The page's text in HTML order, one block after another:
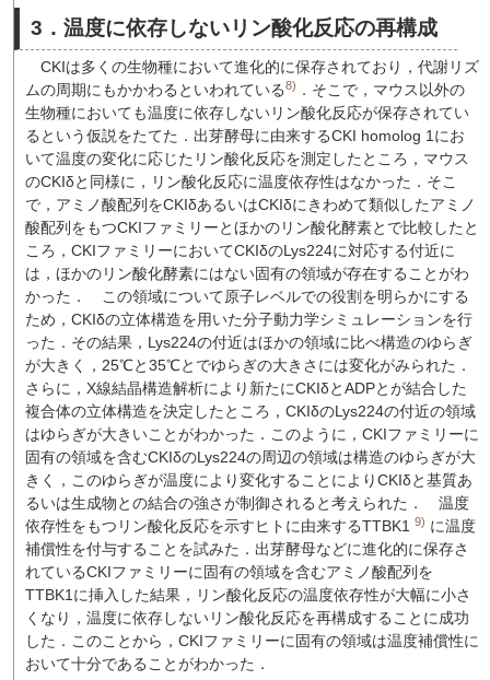
3．温度に依存しないリン酸化反応の再構成
CKIは多くの生物種において進化的に保存されており，代謝リズ
ムの周期にもかかわるといわれている8) ．そこで，マウス以外の
生物種においても温度に依存しないリン酸化反応が保存されてい
るという仮説をたてた．出芽酵母に由来するCKI homolog 1にお
いて温度の変化に応じたリン酸化反応を測定したところ，マウス
のCKIδと同様に，リン酸化反応に温度依存性はなかった．そこ
で，アミノ酸配列をCKIδあるいはCKIδにきわめて類似したアミノ
酸配列をもつCKIファミリーとほかのリン酸化酵素とで比較したと
ころ，CKIファミリーにおいてCKIδのLys224に対応する付近に
は，ほかのリン酸化酵素にはない固有の領域が存在することがわ
かった．
この領域について原子レベルでの役割を明らかにする
ため，CKIδの立体構造を用いた分子動力学シミュレーションを行
った．その結果，Lys224の付近はほかの領域に比べ構造のゆらぎ
が大きく，25℃と35℃とでゆらぎの大きさには変化がみられた．
さらに，X線結晶構造解析により新たにCKIδとADPとが結合した
複合体の立体構造を決定したところ，CKIδのLys224の付近の領域
はゆらぎが大きいことがわかった．このように，CKIファミリーに
固有の領域を含むCKIδのLys224の周辺の領域は構造のゆらぎが大
きく，このゆらぎが温度により変化することによりCKIδと基質あ
るいは生成物との結合の強さが制御されると考えられた．
温度
依存性をもつリン酸化反応を示すヒトに由来するTTBK1 9) に温度
補償性を付与することを試みた．出芽酵母などに進化的に保存さ
れているCKIファミリーに固有の領域を含むアミノ酸配列を
TTBK1に挿入した結果，リン酸化反応の温度依存性が大幅に小さ
くなり，温度に依存しないリン酸化反応を再構成することに成功
した．このことから，CKIファミリーに固有の領域は温度補償性に
おいて十分であることがわかった．